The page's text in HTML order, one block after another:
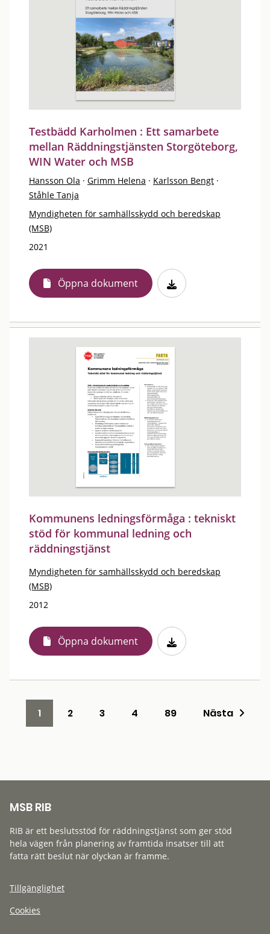
Testbädd Karholmen : Ett samarbete
mellan Räddningstjänsten Storgöteborg,
WIN Water och MSB
Hansson Ola · Grimm Helena · Karlsson Bengt ·
Ståhle Tanja
Myndigheten för samhällsskydd och beredskap
(MSB)
2021
Öppna dokument
Kommunens ledningsförmåga : tekniskt
stöd för kommunal ledning och
räddningstjänst
Myndigheten för samhällsskydd och beredskap
(MSB)
2012
Öppna dokument
1 2 3 4 89 Nästa
MSB RIB
RIB är ett beslutsstöd för räddningstjänst som ger stöd
hela vägen från planering av framtida insatser till att
fatta rätt beslut när olyckan är framme.
Tillgänglighet
Cookies